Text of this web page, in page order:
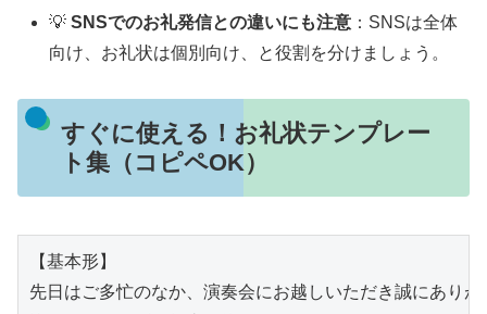
💡SNSでのお礼発信との違いにも注意 ：SNSは全体
向け、お礼状は個別向け、と役割を分けましょう。
すぐに使える！お礼状テンプレー
ト集（コピペOK）
【基本形】
先日はご多忙のなか、演奏会にお越しいただき誠にあり